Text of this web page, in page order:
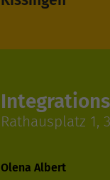
Rathausplatz 1,
Olena Albert